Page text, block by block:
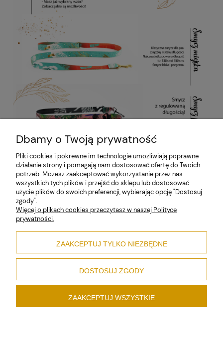
Zanim kupisz
Dbamy o Twoją prywatność
Pliki cookies i pokrewne im technologie umożliwiają poprawne
działanie strony i pomagają nam dostosować ofertę do Twoich
potrzeb. Możesz zaakceptować wykorzystanie przez nas
wszystkich tych plików i przejść do sklepu lub dostosować
użycie plików do swoich preferencji, wybierając opcję "Dostosuj
zgody".
Więcej o plikach cookies przeczytasz w naszej Polityce
prywatności.
ZAAKCEPTUJ TYLKO NIEZBĘDNE
DOSTOSUJ ZGODY
ZAAKCEPTUJ WSZYSTKIE